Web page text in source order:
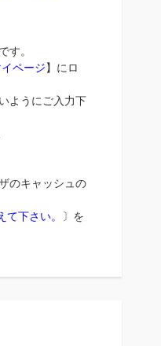
す。
イページ】にロ
ようにご入力下
のキャッシュの
下さい。
〕を